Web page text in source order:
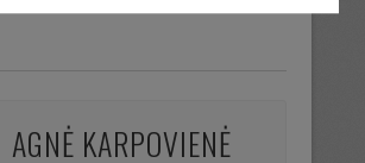
AGNĖ KARPOVIENĖ